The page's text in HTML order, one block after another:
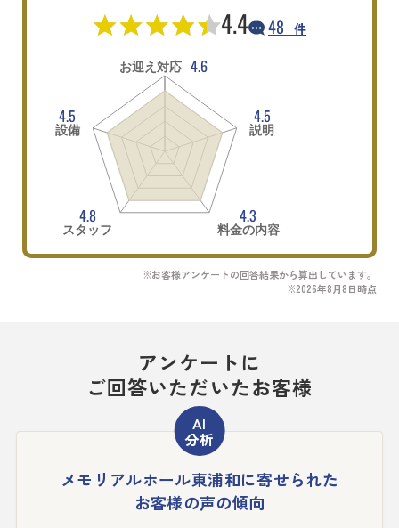
4.4 48 件
お迎え対応 4.6
4.5
説明
4.3
料金の内容
4.8
スタッフ
4.5
設備
※お客様アンケートの回答結果から算出しています。
※2026年8月8日時点
アンケートに
ご回答いただいたお客様
メモリアルホール東浦和に寄せられた
お客様の声の傾向